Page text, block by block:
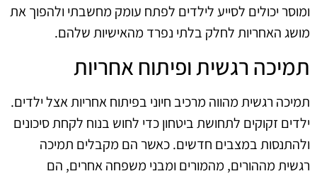
ומוסר יכולים לסייע לילדים לפתח עומק מחשבתי ולהפוך את
מושג האחריות לחלק בלתי נפרד מהאישיות שלהם.
תמיכה רגשית ופיתוח אחריות
תמיכה רגשית מהווה מרכיב חיוני בפיתוח אחריות אצל ילדים.
ילדים זקוקים לתחושת ביטחון כדי לחוש בנוח לקחת סיכונים
ולהתנסות במצבים חדשים. כאשר הם מקבלים תמיכה
רגשית מההורים, מהמורים ומבני משפחה אחרים, הם